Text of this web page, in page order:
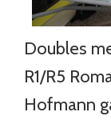
Doubles
R1/R5
Hofmann